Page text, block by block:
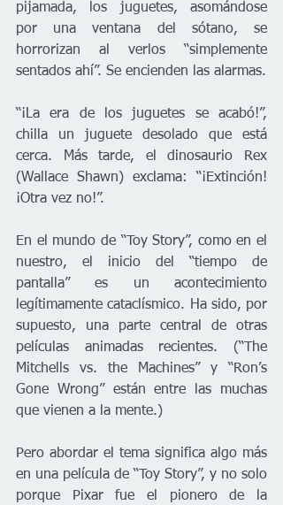
pijamada, los juguetes, asomándose
por una ventana del sótano, se
horrorizan al verlos “simplemente
sentados ahí”. Se encienden las alarmas.
“¡La era de los juguetes se acabó!”,
chilla un juguete desolado que está
cerca. Más tarde, el dinosaurio Rex
(Wallace Shawn) exclama: “¡Extinción!
¡Otra vez no!”.
En el mundo de “Toy Story”, como en el
nuestro, el inicio del “tiempo de
pantalla” es un acontecimiento
legítimamente cataclísmico. Ha sido, por
supuesto, una parte central de otras
películas animadas recientes. (“The
Mitchells vs. the Machines” y “Ron’s
Gone Wrong” están entre las muchas
que vienen a la mente.)
Pero abordar el tema significa algo más
en una película de “Toy Story”, y no solo
porque Pixar fue el pionero de la